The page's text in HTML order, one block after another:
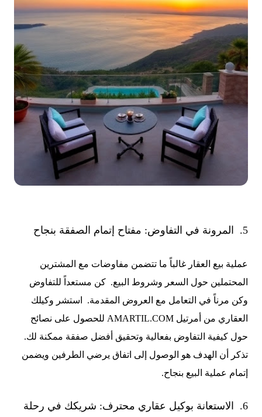
5. المرونة في التفاوض: مفتاح إتمام الصفقة بنجاح
عملية بيع العقار غالباً ما تتضمن مفاوضات مع المشترين
المحتملين حول السعر وشروط البيع. كن مستعداً للتفاوض
وكن مرناً في التعامل مع العروض المقدمة. استشر وكيلك
العقاري من أمرتيل AMARTIL.COM للحصول على نصائح
حول كيفية التفاوض بفعالية وتحقيق أفضل صفقة ممكنة لك.
تذكر أن الهدف هو الوصول إلى اتفاق يرضي الطرفين ويضمن
إتمام عملية البيع بنجاح.
6. الاستعانة بوكيل عقاري محترف: شريكك في رحلة